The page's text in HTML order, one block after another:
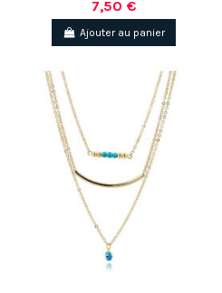
7,50 €
Ajouter au panier